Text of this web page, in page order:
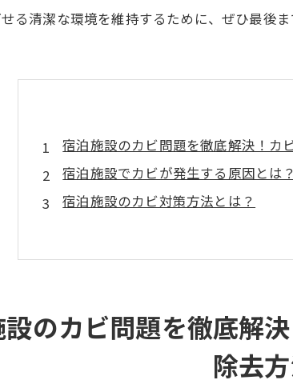
る清潔な環境を維持するために、ぜひ最後ま
宿泊施設のカビ問題を徹底解決！カ
宿泊施設でカビが発生する原因とは？
宿泊施設のカビ対策方法とは？
のカビ問題を徹底解
除去